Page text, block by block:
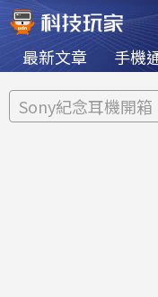
最新文章 手機
Sony紀念耳機開箱